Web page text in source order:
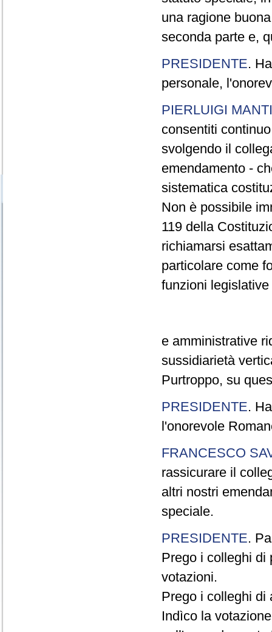
una ragione
seconda parte e,
PRESIDENTE.
personale,
PIERLUIGI
consentiti
svolgendo il
emendamento -
sistematica
Non è possibile
119 della
richiamarsi
particolare come
funzioni legislative
e amministrative
sussidiarietà
Purtroppo, su
PRESIDENTE.
l'onorevole
FRANCESCO
rassicurare il
altri nostri
speciale.
PRESIDENTE.
Prego i colleghi di
votazioni.
Prego i colleghi di
Indìco la